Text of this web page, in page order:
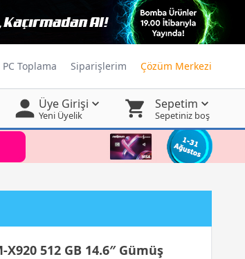
PC Toplama Siparişlerim Çözüm Merkezi
Üye Girişi
Yeni Üyelik
Sepetim
Sepetiniz boş
512 GB 14.6″ Gümüş